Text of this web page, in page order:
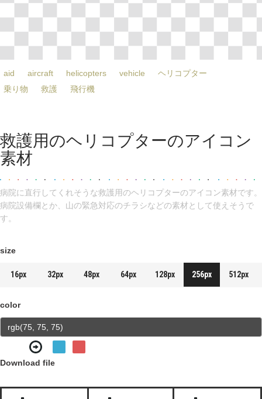
aid aircraft helicopters vehicle
ヘリコプター
乗り物
救護 飛行機
救護用のヘリコプターのアイコン
素材
病院に直行してくれそうな救護用のヘリコプターのアイコン素材です。
病院設備欄とか、山の緊急対応のチラシなどの素材として使えそうで
す。
size
16px 32px 48px 64px 128px 256px 512px
color
Download file